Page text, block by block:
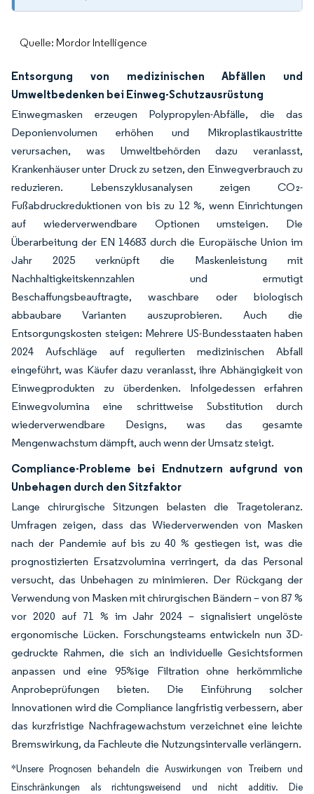
Quelle: Mordor Intelligence
Entsorgung von medizinischen Abfällen und
Umweltbedenken bei Einweg-Schutzausrüstung
Einwegmasken erzeugen Polypropylen-Abfälle, die das
Deponienvolumen erhöhen und Mikroplastikaustritte
verursachen, was Umweltbehörden dazu veranlasst,
Krankenhäuser unter Druck zu setzen, den Einwegverbrauch zu
reduzieren. Lebenszyklusanalysen zeigen CO₂-
Fußabdruckreduktionen von bis zu 12 %, wenn Einrichtungen
auf wiederverwendbare Optionen umsteigen. Die
Überarbeitung der EN 14683 durch die Europäische Union im
Jahr 2025 verknüpft die Maskenleistung mit
Nachhaltigkeitskennzahlen und ermutigt
Beschaffungsbeauftragte, waschbare oder biologisch
abbaubare Varianten auszuprobieren. Auch die
Entsorgungskosten steigen: Mehrere US-Bundesstaaten haben
2024 Aufschläge auf regulierten medizinischen Abfall
eingeführt, was Käufer dazu veranlasst, ihre Abhängigkeit von
Einwegprodukten zu überdenken. Infolgedessen erfahren
Einwegvolumina eine schrittweise Substitution durch
wiederverwendbare Designs, was das gesamte
Mengenwachstum dämpft, auch wenn der Umsatz steigt.
Compliance-Probleme bei Endnutzern aufgrund von
Unbehagen durch den Sitzfaktor
Lange chirurgische Sitzungen belasten die Tragetoleranz.
Umfragen zeigen, dass das Wiederverwenden von Masken
nach der Pandemie auf bis zu 40 % gestiegen ist, was die
prognostizierten Ersatzvolumina verringert, da das Personal
versucht, das Unbehagen zu minimieren. Der Rückgang der
Verwendung von Masken mit chirurgischen Bändern – von 87 %
vor 2020 auf 71 % im Jahr 2024 – signalisiert ungelöste
ergonomische Lücken. Forschungsteams entwickeln nun 3D-
gedruckte Rahmen, die sich an individuelle Gesichtsformen
anpassen und eine 95%ige Filtration ohne herkömmliche
Anprobeprüfungen bieten. Die Einführung solcher
Innovationen wird die Compliance langfristig verbessern, aber
das kurzfristige Nachfragewachstum verzeichnet eine leichte
Bremswirkung, da Fachleute die Nutzungsintervalle verlängern.
*Unsere Prognosen behandeln die Auswirkungen von Treibern und
Einschränkungen als richtungsweisend und nicht additiv. Die